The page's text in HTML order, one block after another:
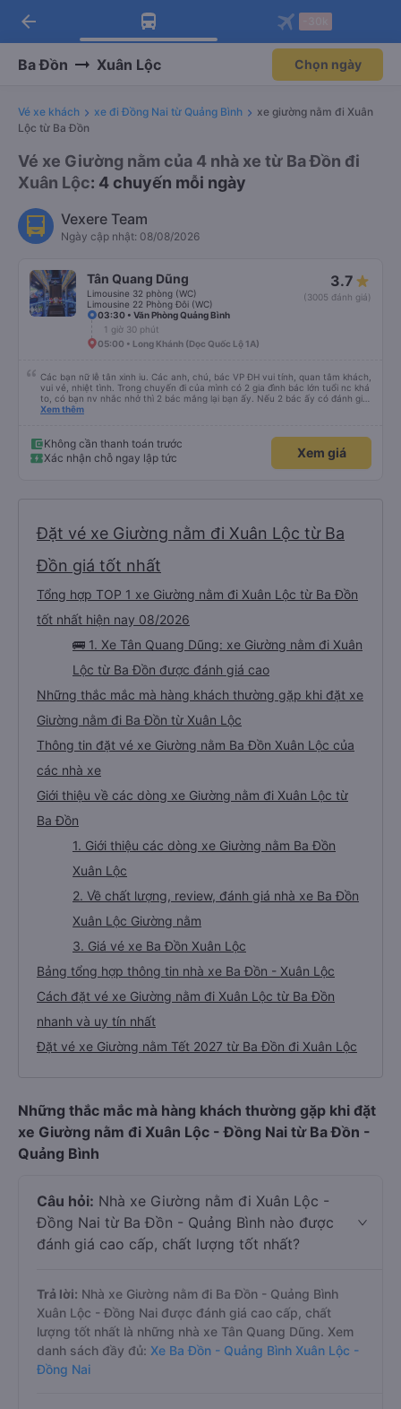
Tải app Vexere ngay!
Nhận ưu đãi thành viên độc
Mở app
Tải app Vexere
-30k/ghế khi đặt vé máy bay qua
Mở app
arrow_back
Ba Đồn Xuân Lộc Chọn ngày
Vé xe khách xe đi Đồng Nai từ Quảng Bình
xe giường nằm đi Xuân
Lộc từ Ba Đồn
Vé xe Giường nằm của 4 nhà xe từ Ba Đồn đi
Xuân Lộc: 4 chuyến mỗi ngày
Vexere Team
Ngày cập nhật: 08/08/2026
Tân Quang Dũng
Limousine 32 phòng (WC)
Limousine 22 Phòng Đôi (WC)
3.7
(3005 đánh giá)
03:30 • Văn Phòng Quảng Bình
1 giờ 30 phút
05:00 • Long Khánh (Dọc Quốc Lộ 1A)
Các bạn nữ lễ tân xinh iu. Các anh, chú, bác VP ĐH vui tính, quan tâm khách,
vui vẻ, nhiệt tình. Trong chuyến đi của mình có 2 gia đình bác lớn tuổi nc khá
to, có bạn nv nhắc nhở thì 2 bác mắng lại bạn ấy. Nếu 2 bác ấy có đánh giá
xấu thì mình ngược lại nha. Bạn ấy nhắc nhở rất đúng. 2 bác nói rất to. To
bạn ấy nha. Nếu bạn ấy bị trừ thì bảo bạn ấy liên hệ sđt của mình, mình hỗ
trợ ạ. Số mình đuôi 666, chuyến ĐH-NT ngày 16/1. À các bạn nữ lễ tân xinh
iu còn đổi cho mình phòng đơn sang đôi xong còn note là (một mình) yêu
Xem thêm
Không cần thanh toán trước
Xác nhận chỗ ngay lập tức
Xem giá
Đặt vé xe Giường nằm đi Xuân Lộc từ Ba
Đồn giá tốt nhất
Tổng hợp TOP 1 xe Giường nằm đi Xuân Lộc từ Ba Đồn
tốt nhất hiện nay 08/2026
🚌 1. Xe Tân Quang Dũng: xe Giường nằm đi Xuân
Lộc từ Ba Đồn được đánh giá cao
Những thắc mắc mà hàng khách thường gặp khi đặt xe
Giường nằm đi Ba Đồn từ Xuân Lộc
Thông tin đặt vé xe Giường nằm Ba Đồn Xuân Lộc của
các nhà xe
Giới thiệu về các dòng xe Giường nằm đi Xuân Lộc từ
Ba Đồn
1. Giới thiệu các dòng xe Giường nằm Ba Đồn
Xuân Lộc
2. Về chất lượng, review, đánh giá nhà xe Ba Đồn
Xuân Lộc Giường nằm
3. Giá vé xe Ba Đồn Xuân Lộc
Bảng tổng hợp thông tin nhà xe Ba Đồn - Xuân Lộc
Cách đặt vé xe Giường nằm đi Xuân Lộc từ Ba Đồn
nhanh và uy tín nhất
Đặt vé xe Giường nằm Tết 2027 từ Ba Đồn đi Xuân Lộc
Những thắc mắc mà hàng khách thường gặp khi đặt
xe Giường nằm đi Xuân Lộc - Đồng Nai từ Ba Đồn -
Quảng Bình
Câu hỏi: Nhà xe Giường nằm đi Xuân Lộc -
Đồng Nai từ Ba Đồn - Quảng Bình nào được
đánh giá cao cấp, chất lượng tốt nhất?
Trả lời: Nhà xe Giường nằm đi Ba Đồn - Quảng Bình
Xuân Lộc - Đồng Nai được đánh giá cao cấp, chất
lượng tốt nhất là những nhà xe Tân Quang Dũng. Xem
danh sách đầy đủ: Xe Ba Đồn - Quảng Bình Xuân Lộc -
Đồng Nai